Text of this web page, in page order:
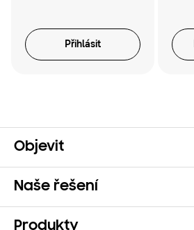
Přihlásit
Objevit
Naše řešení
Produkty